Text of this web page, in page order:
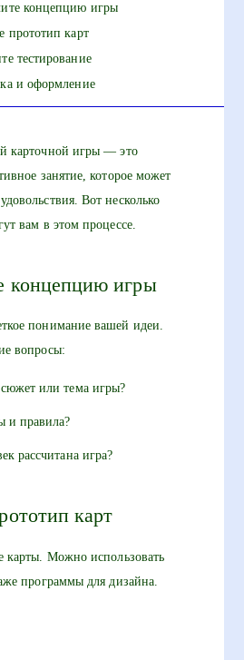
концепцию игры
прототип карт
тестирование
и оформление
карточной игры — это
занятие, которое может
Вот несколько
вам в этом процессе.
концепцию игры
понимание вашей идеи.
вопросы:
или тема игры?
и правила?
рассчитана игра?
карт
карты. Можно использовать
программы для дизайна.